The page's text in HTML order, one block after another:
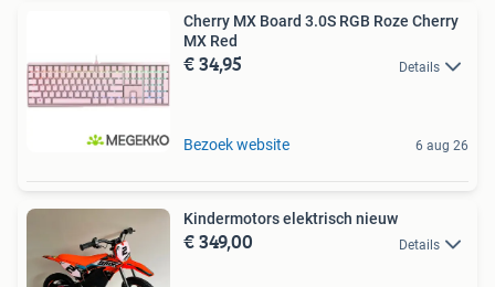
Cherry MX Board 3.0S RGB Roze Cherry
MX Red
€ 34,95 Details
Bezoek website 6 aug 26
Kindermotors elektrisch nieuw
€ 349,00 Details